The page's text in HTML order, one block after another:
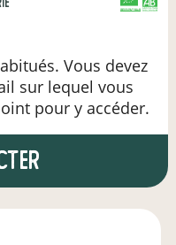
CERTIFIÉ PAR FR-BIO-09
AGRICULTURE FRANCE
Vous devez
sur lequel vous
pour y accéder.